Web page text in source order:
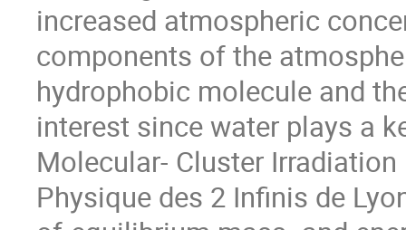
increased atmospheric
components of the
hydrophobic molecule and
interest since water plays a
Molecular- Cluster
Physique des 2 Infinis de